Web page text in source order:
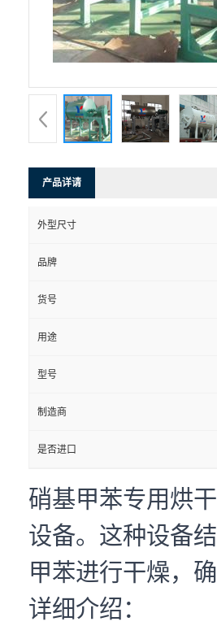
产品详请
外型尺寸
品牌
货号
用途
型号
制造商
是否进口
硝基甲苯专用烘
设备。这种设备
甲苯进行干燥，
详细介绍：